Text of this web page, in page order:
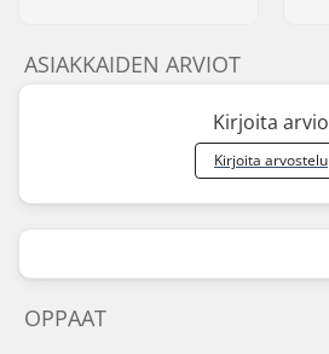
ASIAKKAIDEN ARVIOT
Kirjoita arvio
Kirjoita arvostelu
OPPAAT